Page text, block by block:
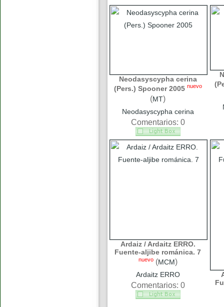
Neodasyscypha cerina
(Pers.) Spooner 2005 nuevo
(MT)
Neodasyscypha cerina
Comentarios: 0
Ardaiz / Ardaitz ERRO.
Fuente-aljibe románica. 7
nuevo (MCM)
Ardaitz ERRO
Comentarios: 0